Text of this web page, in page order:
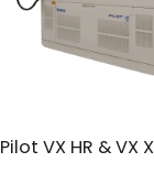
Pilot VX HR & VX